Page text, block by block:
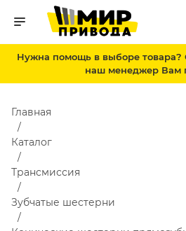
Нужна помощь в выборе товара?
наш менеджер Вам
Главная
Каталог
Трансмиссия
Зубчатые шестерни